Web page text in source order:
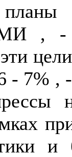
, -
- 7% ,
и